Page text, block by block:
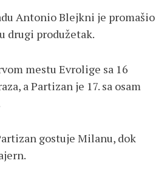
Antonio Blejkni je promašio
drugi produžetak.
mestu Evrolige sa 16
a Partizan je 17. sa osam
gostuje Milanu, dok